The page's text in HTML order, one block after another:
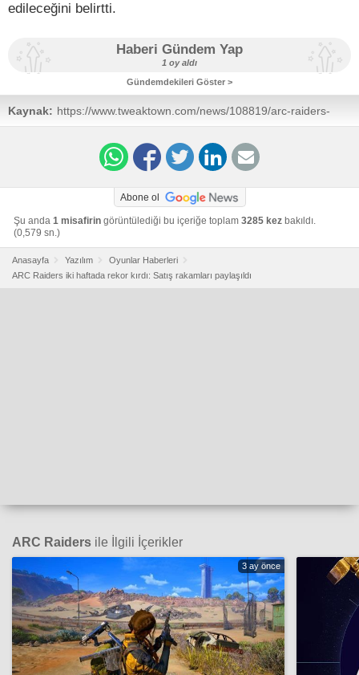
edileceğini belirtti.
Haberi Gündem Yap
1 oy aldı
Gündemdekileri Göster >
Kaynak: https://www.tweaktown.com/news/108819/arc-raiders-
has-sold-4-million-copies-in-two-weeks-is-nexons-
Abone ol
Şu anda 1 misafirin görüntülediği bu içeriğe toplam 3285 kez bakıldı.
(0,579 sn.)
Anasayfa Yazılım
Oyunlar Haberleri
ARC Raiders iki haftada rekor kırdı: Satış rakamları paylaşıldı
ARC Raiders ile İlgili İçerikler
3 ay önce